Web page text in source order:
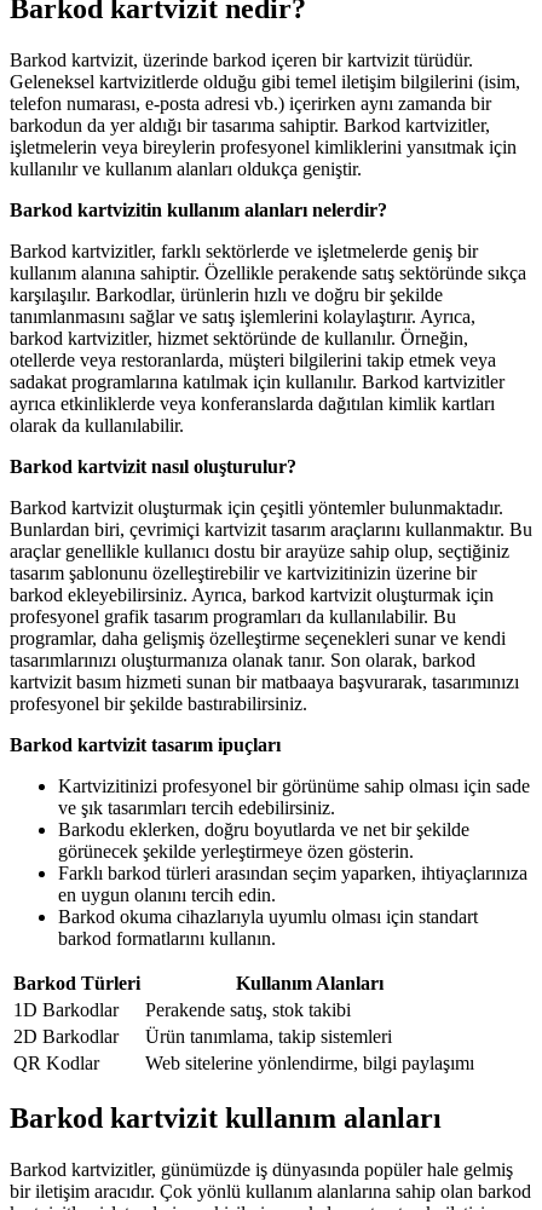
Barkod kartvizit nedir?
Barkod kartvizit, üzerinde barkod içeren bir kartvizit türüdür.
Geleneksel kartvizitlerde olduğu gibi temel iletişim bilgilerini (isim,
telefon numarası, e-posta adresi vb.) içerirken aynı zamanda bir
barkodun da yer aldığı bir tasarıma sahiptir. Barkod kartvizitler,
işletmelerin veya bireylerin profesyonel kimliklerini yansıtmak için
kullanılır ve kullanım alanları oldukça geniştir.
Barkod kartvizitin kullanım alanları nelerdir?
Barkod kartvizitler, farklı sektörlerde ve işletmelerde geniş bir
kullanım alanına sahiptir. Özellikle perakende satış sektöründe sıkça
karşılaşılır. Barkodlar, ürünlerin hızlı ve doğru bir şekilde
tanımlanmasını sağlar ve satış işlemlerini kolaylaştırır. Ayrıca,
barkod kartvizitler, hizmet sektöründe de kullanılır. Örneğin,
otellerde veya restoranlarda, müşteri bilgilerini takip etmek veya
sadakat programlarına katılmak için kullanılır. Barkod kartvizitler
ayrıca etkinliklerde veya konferanslarda dağıtılan kimlik kartları
olarak da kullanılabilir.
Barkod kartvizit nasıl oluşturulur?
Barkod kartvizit oluşturmak için çeşitli yöntemler bulunmaktadır.
Bunlardan biri, çevrimiçi kartvizit tasarım araçlarını kullanmaktır. Bu
araçlar genellikle kullanıcı dostu bir arayüze sahip olup, seçtiğiniz
tasarım şablonunu özelleştirebilir ve kartvizitinizin üzerine bir
barkod ekleyebilirsiniz. Ayrıca, barkod kartvizit oluşturmak için
profesyonel grafik tasarım programları da kullanılabilir. Bu
programlar, daha gelişmiş özelleştirme seçenekleri sunar ve kendi
tasarımlarınızı oluşturmanıza olanak tanır. Son olarak, barkod
kartvizit basım hizmeti sunan bir matbaaya başvurarak, tasarımınızı
profesyonel bir şekilde bastırabilirsiniz.
Barkod kartvizit tasarım ipuçları
Kartvizitinizi profesyonel bir görünüme sahip olması için sade
ve şık tasarımları tercih edebilirsiniz.
Barkodu eklerken, doğru boyutlarda ve net bir şekilde
görünecek şekilde yerleştirmeye özen gösterin.
Farklı barkod türleri arasından seçim yaparken, ihtiyaçlarınıza
en uygun olanını tercih edin.
Barkod okuma cihazlarıyla uyumlu olması için standart
barkod formatlarını kullanın.
Barkod Türleri
Kullanım Alanları
1D Barkodlar
Perakende satış, stok takibi
2D Barkodlar
Ürün tanımlama, takip sistemleri
QR Kodlar
Web sitelerine yönlendirme, bilgi paylaşımı
Barkod kartvizit kullanım alanları
Barkod kartvizitler, günümüzde iş dünyasında popüler hale gelmiş
bir iletişim aracıdır. Çok yönlü kullanım alanlarına sahip olan barkod